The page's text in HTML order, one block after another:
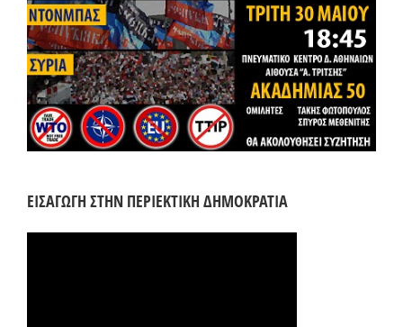
ΕΙΣΑΓΩΓΗ ΣΤΗΝ ΠΕΡΙΕΚΤΙΚΗ ΔΗΜΟΚΡΑΤΙΑ